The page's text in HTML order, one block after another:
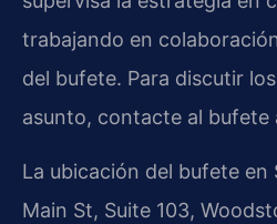
trabajando en
del bufete. Para discutir
asunto, contacte al bufete
La ubicación del bufete
Main St, Suite 103,